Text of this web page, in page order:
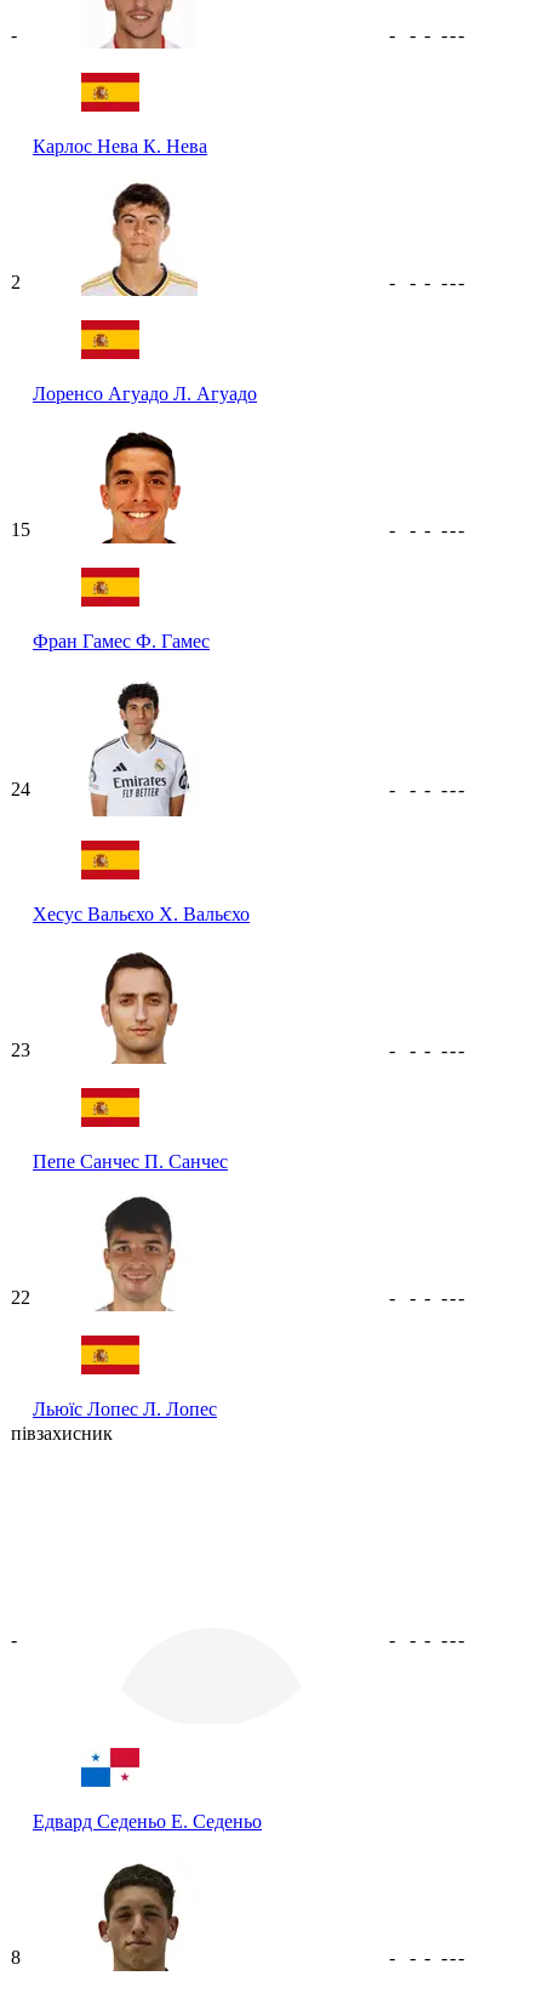
-
Карлос Нева К. Нева
- - - ---
2
Лоренсо Агуадо Л. Агуадо
- - - ---
15
Фран Гамес Ф. Гамес
- - - ---
24
Хесус Вальєхо Х. Вальєхо
- - - ---
23
Пепе Санчес П. Санчес
- - - ---
22
Льюїс Лопес Л. Лопес
- - - ---
півзахисник
-
Едвард Седеньо Е. Седеньо
- - - ---
8 - - - ---